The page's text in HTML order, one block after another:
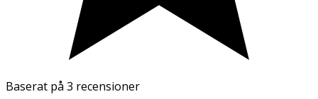
Baserat på 3 recensioner